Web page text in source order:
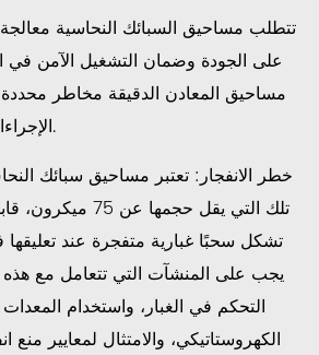
تتطلب مساحيق السبائك النحاسية معالجة
على الجودة وضمان التشغيل الآمن في
مساحيق المعادن الدقيقة مخاطر
الإجراءات والمعدات المناسبة.
خطر الانفجار: تعتبر مساحيق سبائك
تلك التي يقل حجمها
تشكل سحبًا غبارية متفجرة عند تعليقها
يجب على المنشآت التي تتعامل مع هذه
التحكم في الغبار، واستخدام
الكهروستاتيكي، والامتثال لمعايير منع